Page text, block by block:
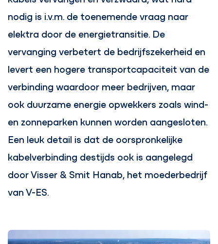
nodig is i.v.m. de toenemende vraag naar
elektra door de energietransitie. De
vervanging verbetert de bedrijfszekerheid en
levert een hogere transportcapaciteit van de
verbinding waardoor meer bedrijven, maar
ook duurzame energie opwekkers zoals wind-
en zonneparken kunnen worden aangesloten.
Een leuk detail is dat de oorspronkelijke
kabelverbinding destijds ook is aangelegd
door Visser & Smit Hanab, het moederbedrijf
van V-ES.